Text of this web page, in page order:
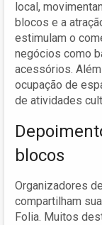
local,
blocos e a
estimulam o
negócios como
acessórios.
ocupação de
de atividades
blocos
Organizadores
compartilham
Folia. Muitos